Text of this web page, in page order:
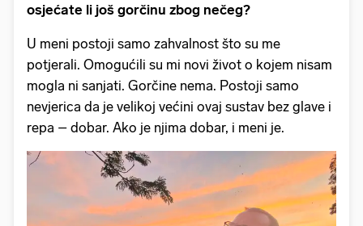
osjećate li još gorčinu zbog nečeg?
U meni postoji samo zahvalnost što su me
potjerali. Omogućili su mi novi život o kojem nisam
mogla ni sanjati. Gorčine nema. Postoji samo
nevjerica da je velikoj većini ovaj sustav bez glave i
repa – dobar. Ako je njima dobar, i meni je.